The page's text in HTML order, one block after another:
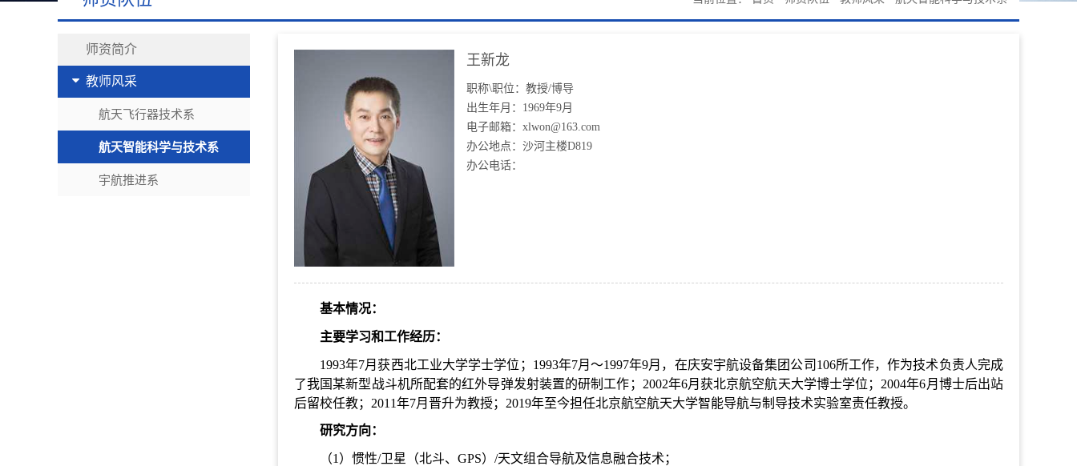
师资简介
教师风采
航天飞行器技术系
航天智能科学与技术系
宇航推进系
王新龙
职称\职位：教授/博导
出生年月：1969年9月
电子邮箱：xlwon@163.com
办公地点：沙河主楼D819
办公电话：
基本情况：
主要学习和工作经历：
1993年7月获西北工业大学学士学位；1993年7月～1997年9月，在庆安宇航设备集团公司106所工作，作为技术负责人完成
了我国某新型战斗机所配套的红外导弹发射装置的研制工作；2002年6月获北京航空航天大学博士学位；2004年6月博士后出站
后留校任教；2011年7月晋升为教授；2019年至今担任北京航空航天大学智能导航与制导技术实验室责任教授。
研究方向：
（1）惯性/卫星（北斗、GPS）/天文组合导航及信息融合技术；